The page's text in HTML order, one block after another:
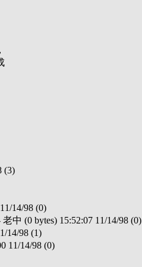
(3)
14/98 (0)
中 (0 bytes) 15:52:07 11/14/98 (0)
14/98 (1)
11/14/98 (0)